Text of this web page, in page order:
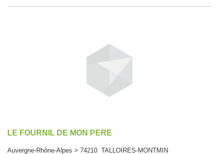
LE FOURNIL DE MON PERE
Auvergne-Rhône-Alpes > 74210 TALLOIRES-MONTMIN